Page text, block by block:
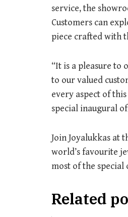
service, the
Customers can
piece crafted with
“It is a pleasure to
to our valued
every aspect of
special inaugural
Join Joyalukkas at
world’s favourite
most of the
Related